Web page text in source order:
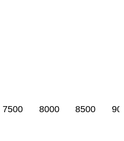
7500 8000 8500